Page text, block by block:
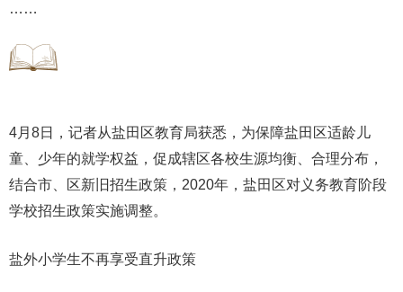
……
4月8日，记者从盐田区教育局获悉，为保障盐田区适龄儿
童、少年的就学权益，促成辖区各校生源均衡、合理分布，
结合市、区新旧招生政策，2020年，盐田区对义务教育阶段
学校招生政策实施调整。
盐外小学生不再享受直升政策